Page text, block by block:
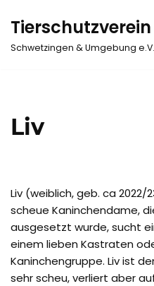
Zum
Inhalt
Tierschutzverein
Schwetzingen & Umgebung e.V.
Liv
Liv (weiblich, geb. ca
scheue Kaninchendame,
ausgesetzt wurde, sucht
einem lieben Kastraten
Kaninchengruppe. Liv ist
sehr scheu, verliert aber